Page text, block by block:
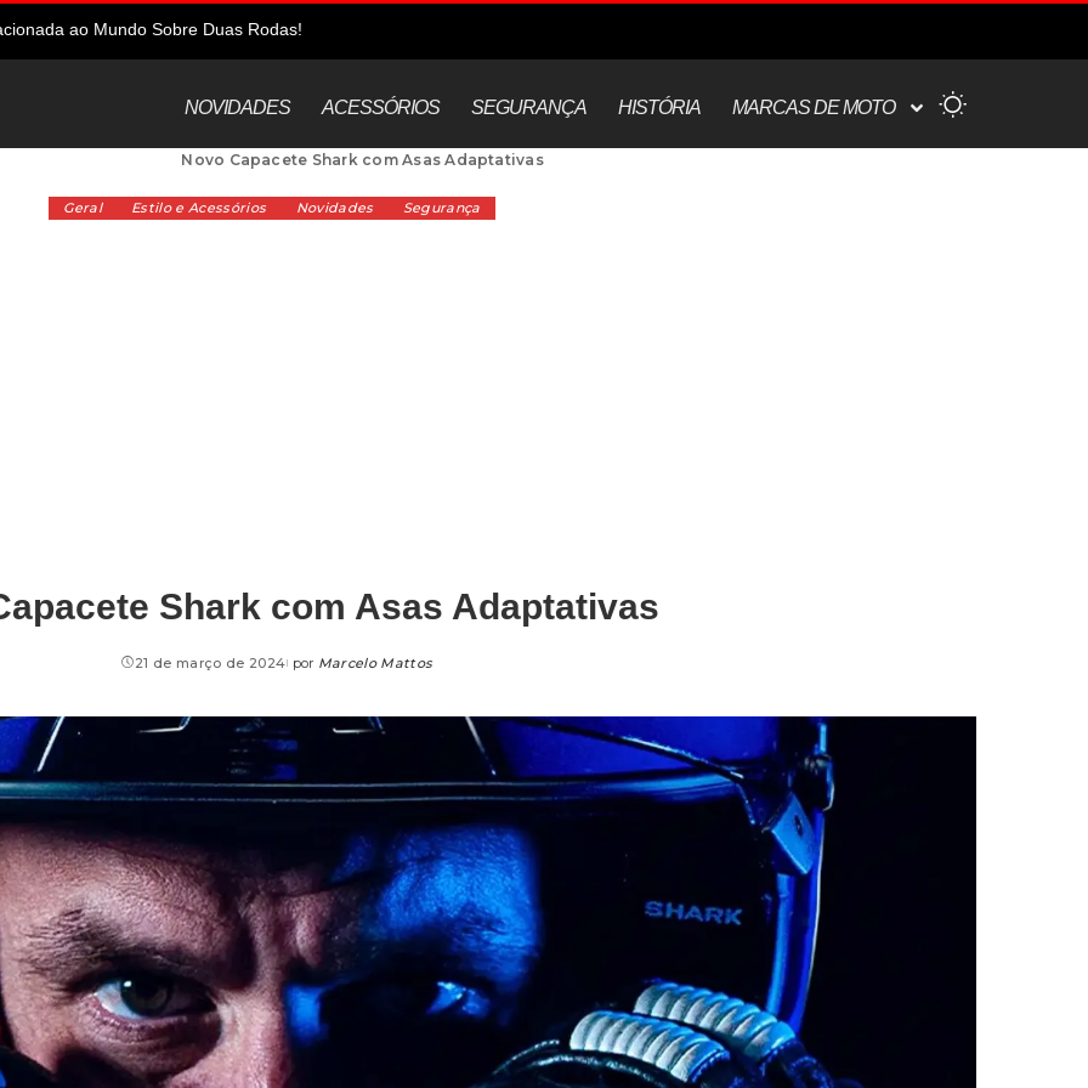
ao Mundo Sobre Duas Rodas!
NOVIDADES ACESSÓRIOS SEGURANÇA HISTÓRIA MARCAS DE MOTO
Novo Capacete Shark com Asas Adaptativas
Geral Estilo e Acessórios Novidades Segurança
Shark com Asas Adaptativas
21 de março de 2024 por Marcelo Mattos